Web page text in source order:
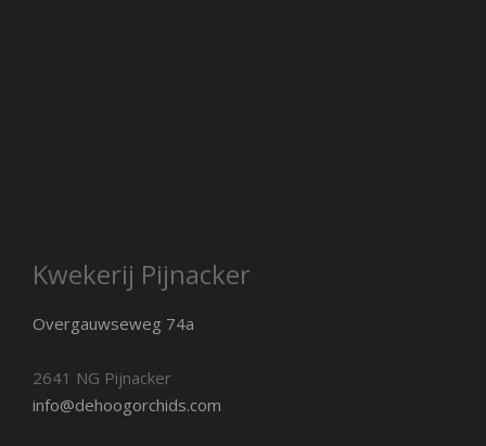
Kwekerij Pijnacker
Overgauwseweg 74a
2641 NG Pijnacker
info@dehoogorchids.com